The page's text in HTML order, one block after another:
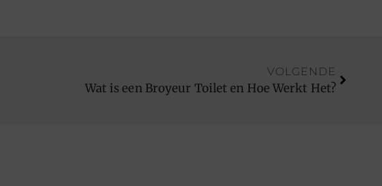
VOLGENDE
Wat is een Broyeur Toilet en Hoe Werkt Het?